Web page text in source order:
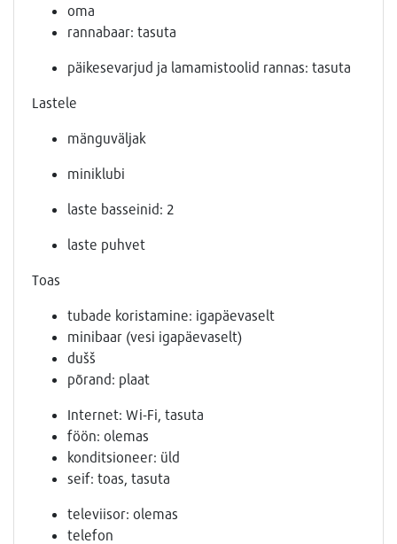
oma
rannabaar: tasuta
päikesevarjud ja lamamistoolid rannas: tasuta
Lastele
mänguväljak
miniklubi
laste basseinid: 2
laste puhvet
Toas
tubade koristamine: igapäevaselt
minibaar (vesi igapäevaselt)
dušš
põrand: plaat
Internet: Wi-Fi, tasuta
föön: olemas
konditsioneer: üld
seif: toas, tasuta
televiisor: olemas
telefon